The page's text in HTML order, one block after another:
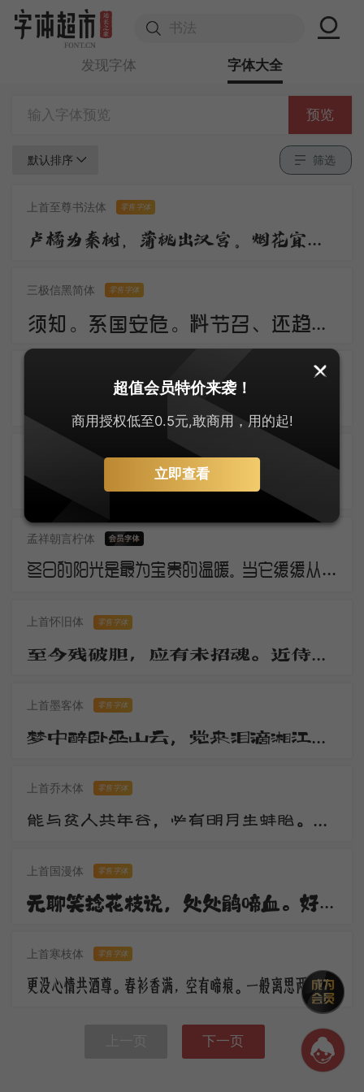
发现字体 字体大全
预览
默认排序 筛选
上首至尊书法体 零售字体
卢橘为秦树，蒲桃出汉宫。烟花宜落日，丝管醉春风。笛奏龙吟水，箫鸣凤下空。君王多乐事，还与万方同。
三极信黑简体 零售字体
须知。系国安危。料节召、还趋浴凤池。且代工施化，持钧播泽，置盂天下，此外何思。素卷书名，赤松游道，飙驭云軿仙可期。湖山美，有啼猿唳鹤，相望东归。
零售字体
孟祥朝言柠体
冬日的阳光是最为宝贵的温暖。当它缓缓从地平线上冒出，万物仿佛都被唤醒了。虽然空气仍然寒冷，但是阳光的温暖让人们感觉到了春天的气息。这是冬日的独特之处，冷冽而温暖，让人欲罢不能。
上首怀旧体 零售字体
至今残破胆，应有未招魂。近侍归京邑，移官岂至尊。无才日衰老，驻马望千门。
上首墨客体 零售字体
梦中醉卧巫山云，觉来泪滴湘江水。湘江两岸花木深，美人不见愁人心。含愁更奏绿绮琴，调高弦绝无知音。
上首乔木体 零售字体
能与贫人共年谷，必有明月生蚌胎。山随宴坐图画出，水作夜窗风雨来。观水观山皆得妙，更将何物污灵台。
上首国漫体 零售字体
无聊笑捻花枝说，处处鹃啼血。好花须映好楼台，休傍秦关蜀栈战场开。倚楼极目深愁绪，更对东风语。
上首寒枝体 零售字体
更没心情共酒尊。春衫香满，空有啼痕。一般离思两销魂，马上黄昏，楼上黄昏。
下一页
超值会员特价来袭！
商用授权低至0.5元,敢商用，用的起!
立即查看